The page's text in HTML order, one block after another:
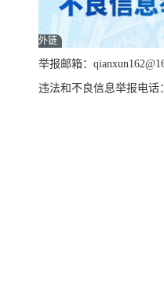
外链
举报邮箱：
违法和不良信息举报电话